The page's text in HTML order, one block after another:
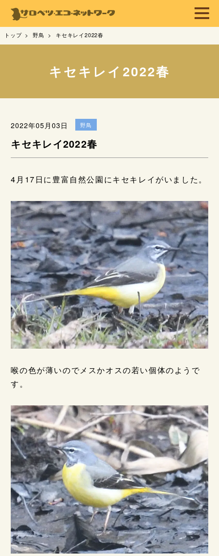
トップ 野鳥 キセキレイ2022春
キセキレイ2022春
2022年05月03日 野鳥
キセキレイ2022春
4月17日に豊富自然公園にキセキレイがいました。
喉の色が薄いのでメスかオスの若い個体のようで
す。